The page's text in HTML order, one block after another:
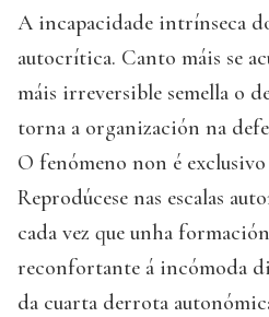
A incapacidade intrínseca
autocrítica. Canto máis se
máis irreversible semella o
torna a organización na
O fenómeno non é
Reprodúcese nas escalas
cada vez que unha
reconfortante á incómoda
da cuarta derrota